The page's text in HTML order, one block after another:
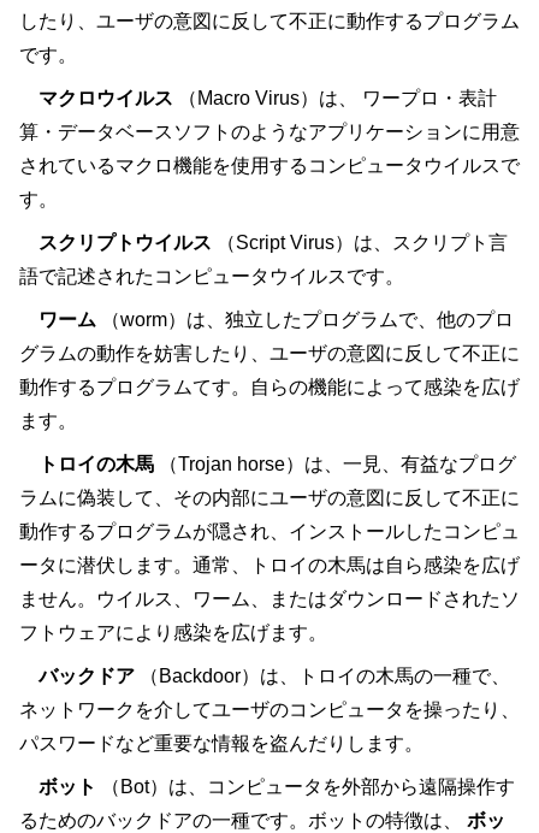
したり、ユーザの意図に反して不正に動作するプログラム
です。
マクロウイルス
（Macro Virus）は、 ワープロ・表計
算・データベースソフトのようなアプリケーションに用意
されているマクロ機能を使用するコンピュータウイルスで
す。
スクリプトウイルス
（Script Virus）は、スクリプト言
語で記述されたコンピュータウイルスです。
ワーム
（worm）は、独立したプログラムで、他のプロ
グラムの動作を妨害したり、ユーザの意図に反して不正に
動作するプログラムてす。自らの機能によって感染を広げ
ます。
トロイの木馬
（Trojan horse）は、一見、有益なプログ
ラムに偽装して、その内部にユーザの意図に反して不正に
動作するプログラムが隠され、インストールしたコンピュ
ータに潜伏します。通常、トロイの木馬は自ら感染を広げ
ません。ウイルス、ワーム、またはダウンロードされたソ
フトウェアにより感染を広げます。
バックドア
（Backdoor）は、トロイの木馬の一種で、
ネットワークを介してユーザのコンピュータを操ったり、
パスワードなど重要な情報を盗んだりします。
ボット
（Bot）は、コンピュータを外部から遠隔操作す
るためのバックドアの一種です。ボットの特徴は、
ボッ